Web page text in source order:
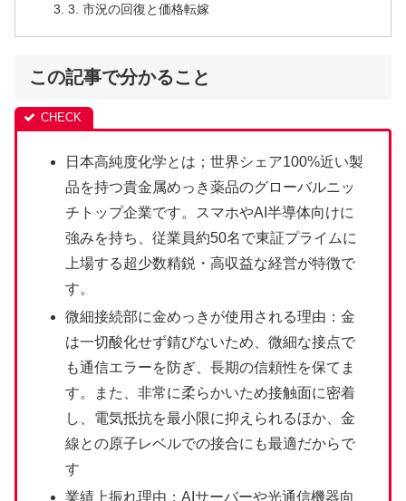
3. 市況の回復と価格転嫁
この記事で分かること
日本高純度化学とは；世界シェア100%近い製
品を持つ貴金属めっき薬品のグローバルニッ
チトップ企業です。スマホやAI半導体向けに
強みを持ち、従業員約50名で東証プライムに
上場する超少数精鋭・高収益な経営が特徴で
す。
微細接続部に金めっきが使用される理由：金
は一切酸化せず錆びないため、微細な接点で
も通信エラーを防ぎ、長期の信頼性を保てま
す。また、非常に柔らかいため接触面に密着
し、電気抵抗を最小限に抑えられるほか、金
線との原子レベルでの接合にも最適だからで
す
業績上振れ理由：AIサーバーや光通信機器向